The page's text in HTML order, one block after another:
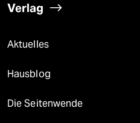
Verlag
Aktuelles
Hausblog
Die Seitenwende